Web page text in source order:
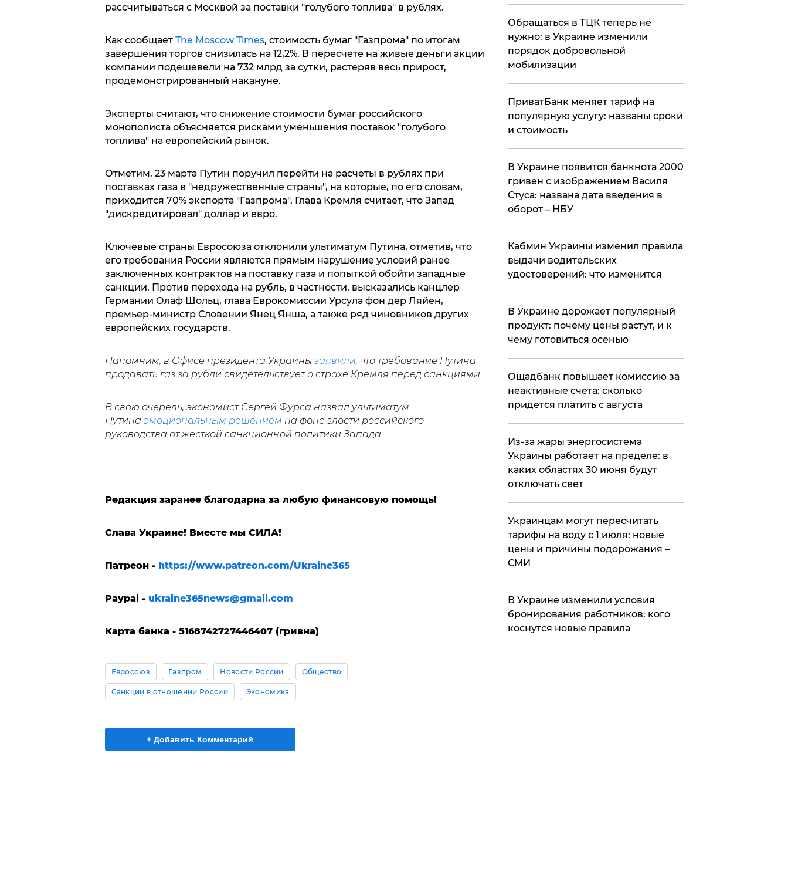
рассчитываться с Москвой за поставки "голубого топлива" в рублях.
Как сообщает The Moscow Times, стоимость бумаг "Газпрома" по итогам
завершения торгов снизилась на 12,2%. В пересчете на живые деньги акции
компании подешевели на 732 млрд за сутки, растеряв весь прирост,
продемонстрированный накануне.
Эксперты считают, что снижение стоимости бумаг российского
монополиста объясняется рисками уменьшения поставок "голубого
топлива" на европейский рынок.
Отметим, 23 марта Путин поручил перейти на расчеты в рублях при
поставках газа в "недружественные страны", на которые, по его словам,
приходится 70% экспорта "Газпрома". Глава Кремля считает, что Запад
"дискредитировал" доллар и евро.
Ключевые страны Евросоюза отклонили ультиматум Путина, отметив, что
его требования России являются прямым нарушение условий ранее
заключенных контрактов на поставку газа и попыткой обойти западные
санкции. Против перехода на рубль, в частности, высказались канцлер
Германии Олаф Шольц, глава Еврокомиссии Урсула фон дер Ляйен,
премьер-министр Словении Янец Янша, а также ряд чиновников других
европейских государств.
Напомним, в Офисе президента Украины заявили, что требование Путина
продавать газ за рубли свидетельствует о страхе Кремля перед санкциями.
В свою очередь, экономист Сергей Фурса назвал ультиматум
Путина эмоциональным решением на фоне злости российского
руководства от жесткой санкционной политики Запада.
Редакция заранее благодарна за любую финансовую помощь!
Слава Украине! Вместе мы СИЛА!
Патреон - https://www.patreon.com/Ukraine365
Paypal - ukraine365news@gmail.com
Карта банка - 5168742727446407 (гривна)
Евросоюз Газпром Новости России Общество
Санкции в отношении России Экономика
+ Добавить Комментарий
Обращаться в ТЦК теперь не
нужно: в Украине изменили
порядок добровольной
мобилизации
ПриватБанк меняет тариф на
популярную услугу: названы сроки
и стоимость
В Украине появится банкнота 2000
гривен с изображением Василя
Стуса: названа дата введения в
оборот – НБУ
Кабмин Украины изменил правила
выдачи водительских
удостоверений: что изменится
В Украине дорожает популярный
продукт: почему цены растут, и к
чему готовиться осенью
​Ощадбанк повышает комиссию за
неактивные счета: сколько
придется платить с августа
Из-за жары энергосистема
Украины работает на пределе: в
каких областях 30 июня будут
отключать свет
Украинцам могут пересчитать
тарифы на воду с 1 июля: новые
цены и причины подорожания –
СМИ
В Украине изменили условия
бронирования работников: кого
коснутся новые правила